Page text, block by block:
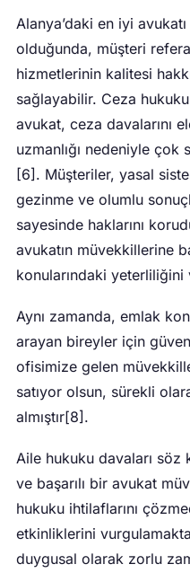
Alanya’daki en iyi
olduğunda, müşteri
hizmetlerinin kalitesi
sağlayabilir. Ceza
avukat, ceza davalarını
uzmanlığı nedeniyle çok
[6]. Müşteriler, yasal
gezinme ve olumlu
sayesinde haklarını
avukatın müvekkillerine
konularındaki yeterliliğini
Aynı zamanda, emlak
arayan bireyler için
ofisimize gelen
satıyor olsun, sürekli
almıştır[8].
Aile hukuku davaları
ve başarılı bir avukat
hukuku ihtilaflarını
etkinliklerini
duygusal olarak zorlu